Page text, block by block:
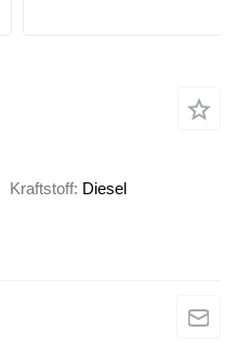
Kraftstoff Diesel